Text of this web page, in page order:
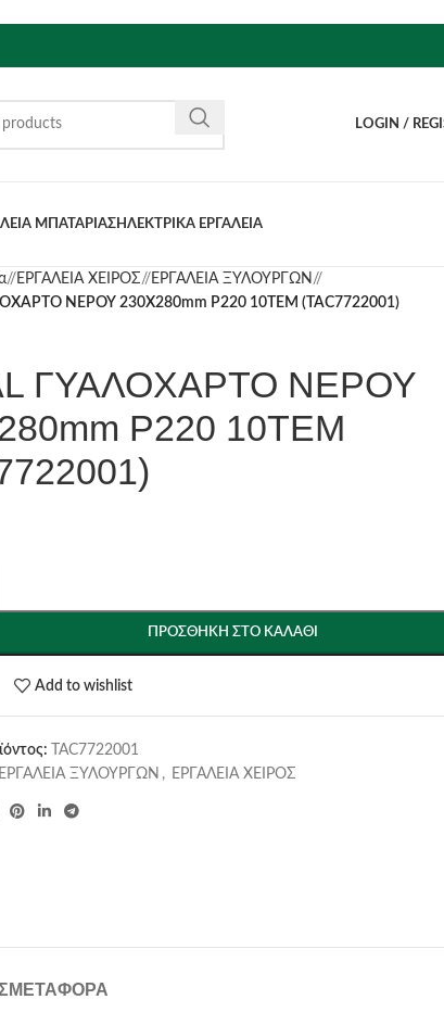
LOGIN /
ΜΠΑΤΑΡΙΑΣΗΛΕΚΤΡΙΚΑ ΕΡΓΑΛΕΙΑ
/ ΕΡΓΑΛΕΙΑ ΧΕΙΡΟΣ/ ΕΡΓΑΛΕΙΑ ΞΥΛΟΥΡΓΩΝ /
ΝΕΡΟΥ 230Χ280mm P220 10TEM (TAC7722001)
ΓΥΑΛΟΧΑΡΤΟ ΝΕΡΟΥ
P220 10TEM
ΠΡΟΣΘΉΚΗ ΣΤΟ ΚΑΛΆΘΙ
Add to wishlist
TAC7722001
ΕΡΓΑΛΕΙΑ ΞΥΛΟΥΡΓΩΝ , ΕΡΓΑΛΕΙΑ ΧΕΙΡΟΣ
ΜΕΤΑΦΟΡΆ